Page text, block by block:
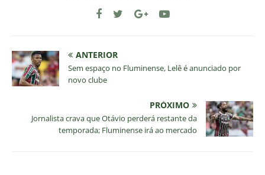
ANTERIOR
Sem espaço no Fluminense, Lelê é anunciado por
novo clube
PRÓXIMO
Jornalista crava que Otávio perderá restante da
temporada; Fluminense irá ao mercado